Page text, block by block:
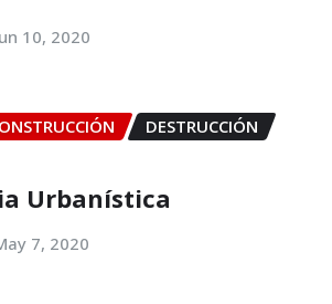
10, 2020
DESTRUCCIÓN
Urbanística
7, 2020